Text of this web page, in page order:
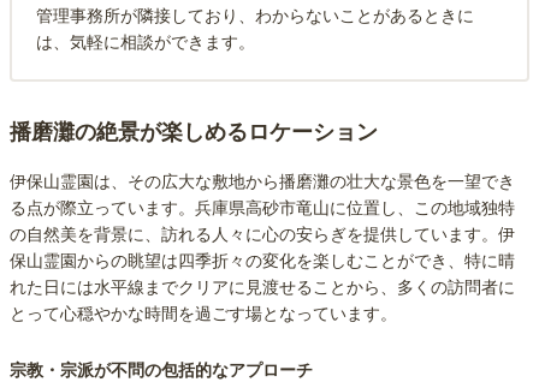
管理事務所が隣接しており、わからないことがあるときに
は、気軽に相談ができます。
播磨灘の絶景が楽しめるロケーション
伊保山霊園は、その広大な敷地から播磨灘の壮大な景色を一望でき
る点が際立っています。兵庫県高砂市竜山に位置し、この地域独特
の自然美を背景に、訪れる人々に心の安らぎを提供しています。伊
保山霊園からの眺望は四季折々の変化を楽しむことができ、特に晴
れた日には水平線までクリアに見渡せることから、多くの訪問者に
とって心穏やかな時間を過ごす場となっています。
宗教・宗派が不問の包括的なアプローチ